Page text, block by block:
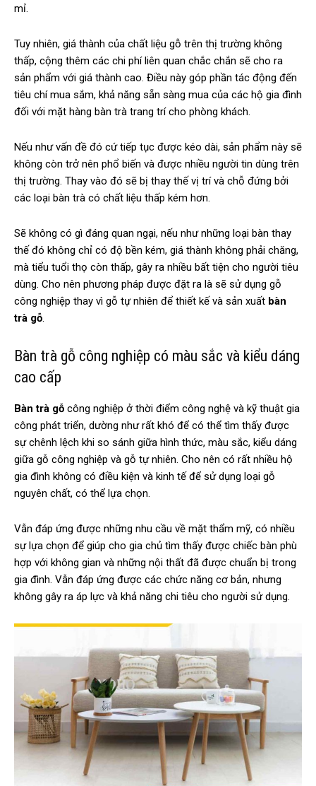
mỉ.
Tuy nhiên, giá thành của chất liệu gỗ trên thị trường không
thấp, cộng thêm các chi phí liên quan chắc chắn sẽ cho ra
sản phẩm với giá thành cao. Điều này góp phần tác động đến
tiêu chí mua sắm, khả năng sẵn sàng mua của các hộ gia đình
đối với mặt hàng bàn trà trang trí cho phòng khách.
Nếu như vấn đề đó cứ tiếp tục được kéo dài, sản phẩm này sẽ
không còn trở nên phổ biến và được nhiều người tin dùng trên
thị trường. Thay vào đó sẽ bị thay thế vị trí và chỗ đứng bởi
các loại bàn trà có chất liệu thấp kém hơn.
Sẽ không có gì đáng quan ngại, nếu như những loại bàn thay
thế đó không chỉ có độ bền kém, giá thành không phải chăng,
mà tiểu tuổi thọ còn thấp, gây ra nhiều bất tiện cho người tiêu
dùng. Cho nên phương pháp được đặt ra là sẽ sử dụng gỗ
công nghiệp thay vì gỗ tự nhiên để thiết kế và sản xuất bàn
trà gỗ.
Bàn trà gỗ công nghiệp có màu sắc và kiểu dáng
cao cấp
Bàn trà gỗ công nghiệp ở thời điểm công nghệ và kỹ thuật gia
công phát triển, dường như rất khó để có thể tìm thấy được
sự chênh lệch khi so sánh giữa hình thức, màu sắc, kiểu dáng
giữa gỗ công nghiệp và gỗ tự nhiên. Cho nên có rất nhiều hộ
gia đình không có điều kiện và kinh tế để sử dụng loại gỗ
nguyên chất, có thể lựa chọn.
Vẫn đáp ứng được những nhu cầu về mặt thẩm mỹ, có nhiều
sự lựa chọn để giúp cho gia chủ tìm thấy được chiếc bàn phù
hợp với không gian và những nội thất đã được chuẩn bị trong
gia đình. Vẫn đáp ứng được các chức năng cơ bản, nhưng
không gây ra áp lực và khả năng chi tiêu cho người sử dụng.